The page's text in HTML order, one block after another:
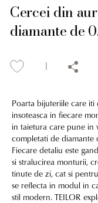
Cercei din
diamante de
Poarta bijuteriile care iti
insoteasca in fiecare
in taietura care pune in
completati de diamante
Fiecare detaliu este
si stralucirea monturii,
tinute de zi, cat si
se reflecta in modul in
stil modern. TEILOR